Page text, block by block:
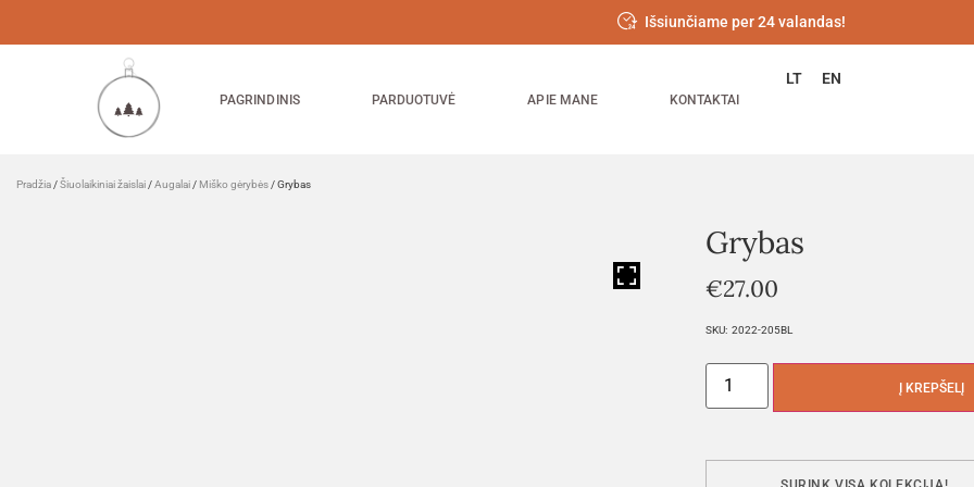
Išsiunčiame per 24 valandas!
PAGRINDINIS PARDUOTUVĖ APIE MANE KONTAKTAI
LT EN
Pradžia /Šiuolaikiniai žaislai /Augalai / Miško gėrybės / Grybas
Grybas
€27.00
SKU: 2022-205BL
Į KREPŠELĮ